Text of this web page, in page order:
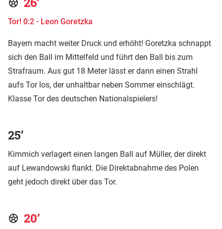
Tor! 0:2 - Leon Goretzka
Bayern macht weiter Druck und erhöht! Goretzka schnappt
sich den Ball im Mittelfeld und führt den Ball bis zum
Strafraum. Aus gut 18 Meter lässt er dann einen Strahl
aufs Tor los, der unhaltbar neben Sommer einschlägt.
Klasse Tor des deutschen Nationalspielers!
25’
Kimmich verlagert einen langen Ball auf Müller, der direkt
auf Lewandowski flankt. Die Direktabnahme des Polen
geht jedoch direkt über das Tor.
20’